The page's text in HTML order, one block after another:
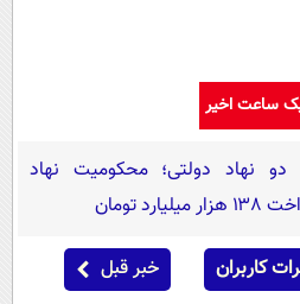
ساعت اخیر
نهاد دولتی؛ محکومیت نهاد
تومان
کاربران خبر قبل